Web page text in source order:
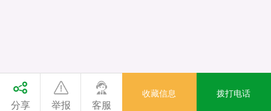
分享 举报 客服
收藏信息 拨打电话